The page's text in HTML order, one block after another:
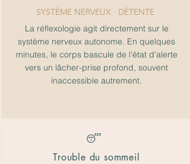
SYSTÈME NERVEUX · DÉTENTE
La réflexologie agit directement sur le
système nerveux autonome. En quelques
minutes, le corps bascule de l'état d'alerte
vers un lâcher-prise profond, souvent
inaccessible autrement.
😴
Trouble du sommeil